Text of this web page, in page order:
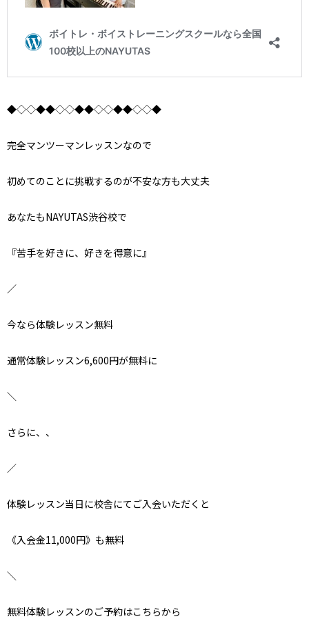
◆◇◇◆◆◇◇◆◆◇◇◆◆◇◇◆
完全マンツーマンレッスンなので
初めてのことに挑戦するのが不安な方も大丈夫
あなたもNAYUTAS渋谷校で
『苦手を好きに、好きを得意に』
／
今なら体験レッスン無料
通常体験レッスン6,600円が無料に
＼
さらに、、
／
体験レッスン当日に校舎にてご入会いただくと
《入会金11,000円》も無料
＼
無料体験レッスンのご予約はこちらから